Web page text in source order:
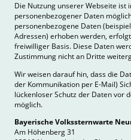
Die Nutzung unserer Webseite ist
personenbezogener Daten
personenbezogene Daten
Adressen) erhoben werden,
freiwilliger Basis. Diese Daten
Zustimmung nicht an Dritte
Wir weisen darauf hin, dass die
der Kommunikation per E-Mail)
lückenloser Schutz der Daten vor
möglich.
Bayerische Volkssternwarte
Am Höhenberg 31